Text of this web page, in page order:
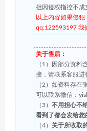
担因侵权指控不成
以上内容如果侵
qq:122593197 我
关于售后：
（1）因部分资料
接，请联系客服进
（2）如资料存在
可以联系微信：
（3） 不用担心不
看到了都会发给您
（4） 关于所收取